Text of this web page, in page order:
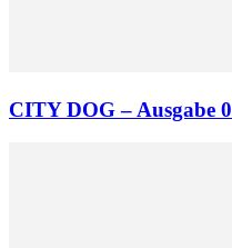
CITY DOG – Ausgabe